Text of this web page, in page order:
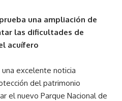
una ampliación de
las dificultades de
acuífero
una excelente noticia
del patrimonio
el nuevo Parque Nacional de